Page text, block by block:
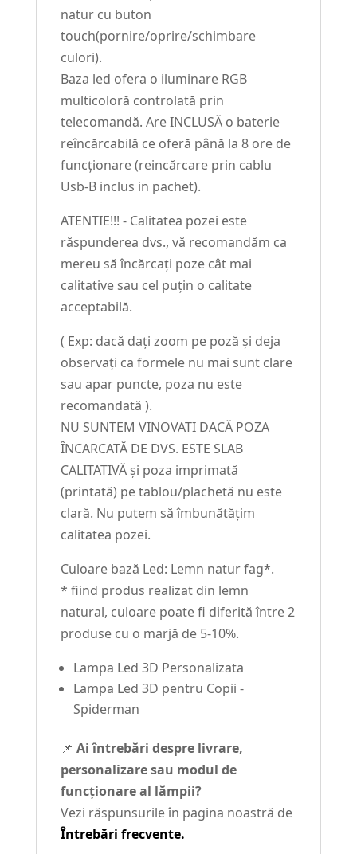
natur cu buton
touch(pornire/oprire/schimbare
culori).
Baza led ofera o iluminare RGB
multicoloră controlată prin
telecomandă. Are INCLUSĂ o baterie
reîncărcabilă ce oferă până la 8 ore de
funcționare (reincărcare prin cablu
Usb-B inclus in pachet).
ATENTIE!!! - Calitatea pozei este
răspunderea dvs., vă recomandăm ca
mereu să încărcați poze cât mai
calitative sau cel puțin o calitate
acceptabilă.
( Exp: dacă dați zoom pe poză și deja
observați ca formele nu mai sunt clare
sau apar puncte, poza nu este
recomandată ).
NU SUNTEM VINOVATI DACĂ POZA
ÎNCARCATĂ DE DVS. ESTE SLAB
CALITATIVĂ și poza imprimată
(printată) pe tablou/plachetă nu este
clară. Nu putem să îmbunătățim
calitatea pozei.
Culoare bază Led: Lemn natur fag*.
* fiind produs realizat din lemn
natural, culoare poate fi diferită între 2
produse cu o marjă de 5-10%.
Lampa Led 3D Personalizata
Lampa Led 3D pentru Copii -
Spiderman
📌 Ai întrebări despre livrare,
personalizare sau modul de
funcționare al lămpii?
Vezi răspunsurile în pagina noastră de
Întrebări frecvente.